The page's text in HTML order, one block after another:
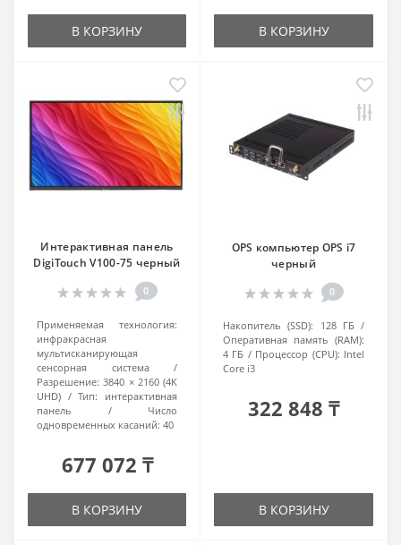
В КОРЗИНУ В КОРЗИНУ
Интерактивная панель
DigiTouch V100-75 черный
0
Применяемая технология:
инфракрасная
мультисканирующая
сенсорная система
Разрешение: 3840 × 2160 (4K
UHD)
Тип:
интерактивная
панель
Число
одновременных касаний: 40
677 072 ₸
В КОРЗИНУ
OPS компьютер OPS i7
черный
0
Накопитель (SSD):
128 ГБ
Оперативная память (RAM):
4 ГБ
Процессор (CPU): Intel
Core i3
322 848 ₸
В КОРЗИНУ